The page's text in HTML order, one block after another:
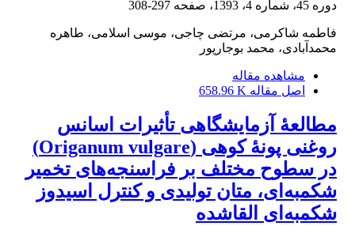
دوره 45، شماره 4، 1393، صفحه 297-308
فاطمه شاکرمی، مرتضی چاجی، موسی اسلامی، طاهره
محمدآبادی، محمد بوجارپور
مشاهده مقاله
اصل مقاله 658.96 K
مطالعۀ آزمایشگاهی تأثیرات اسانس
روغنی پونۀ کوهی (Origanum vulgare)
در سطوح مختلف بر فراسنجه‌های تخمیر
شکمبه‌ای، متان تولیدی و کنترل اسیدوز
شکمبه‌ای القاشده